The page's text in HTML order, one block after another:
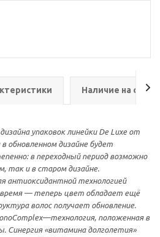
Наличие на
упаковок линейки De Luxe от
обновленном дизайне будет
в переходный период возможно
так и в старом дизайне.
антиоксидантной технологией
— теперь цвет обладает ещё
волос получает обновление.
положенная в
Синергия «витамина долголетия»